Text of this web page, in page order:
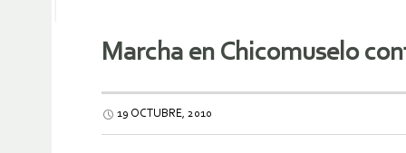
Marcha en Chicomuselo
19 OCTUBRE, 2010